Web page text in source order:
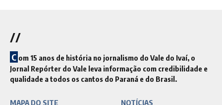
//
C om 15 anos de história no jornalismo do Vale do Ivaí, o
Jornal Repórter do Vale leva informação com credibilidade e
qualidade a todos os cantos do Paraná e do Brasil.
MAPA DO SITE NOTÍCIAS